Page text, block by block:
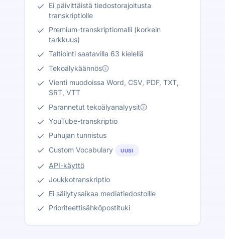
Ei päivittäistä tiedostorajoitusta
transkriptiolle
Premium-transkriptiomalli (korkein
tarkkuus)
Taltiointi saatavilla 63 kielellä
Tekoälykäännös
Vienti muodoissa Word, CSV, PDF, TXT,
SRT, VTT
Parannetut tekoälyanalyysit
YouTube-transkriptio
Puhujan tunnistus
Custom Vocabulary
UUSI
API-käyttö
Joukkotranskriptio
Ei säilytysaikaa mediatiedostoille
Prioriteettisähköpostituki